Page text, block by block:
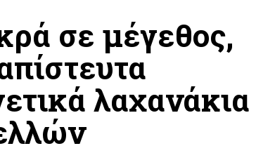
σε μέγεθος,
λαχανάκια